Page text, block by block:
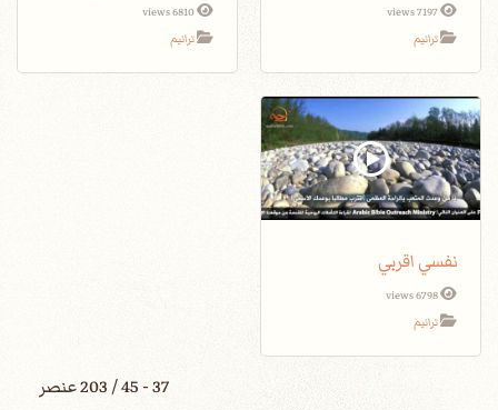
7197 views
ترانيم
6810 views
ترانيم
نفسي اقربي
6798 views
ترانيم
37 - 45 / 203 عنصر